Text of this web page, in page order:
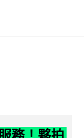
務！夥拍